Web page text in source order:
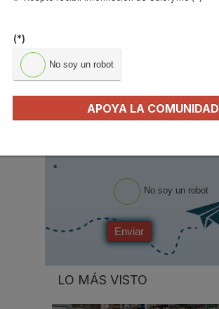
Nombre *
Ocupación *
*
No soy un robot
Enviar
LO MÁS VISTO
(*)
No soy un robot
APOYA LA COMUNIDAD